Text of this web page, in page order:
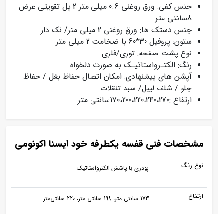
جنس کفی: ورق روغنی 0.6 میلی متر 2 پل تقویتی عرض
8سانتی متر
جنس دستک ها: ورق روغنی 2 میلی متر/ نک دار
ستون: پروفیل 30*60 با ضخامت 2 میلی متر
نوع پشت صفحه: توری/فلزی
رنگ: الکتـرواستاتیـک به صورت دلخواه
آپشن های پیشنهادی: امکان اتصال حفاظ بغل / حفاظ
جلو / شلف لیبل/ سبد تنقلات
ارتفاع :170،200،220،240،270سانتی متر
مشخصات فنی قفسه یکطرفه خود ایستا اکونومی
نوع رنگ پودری با پاشش الکترواستاتیک
ارتفاع 173 سانتی متر، 198 سانتی متر، 220 سانتی‌متر